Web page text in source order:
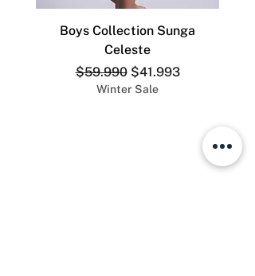
Boys Collection Sunga
Celeste
Precio
$59.990 Precio de oferta
$41.993
Winter Sale